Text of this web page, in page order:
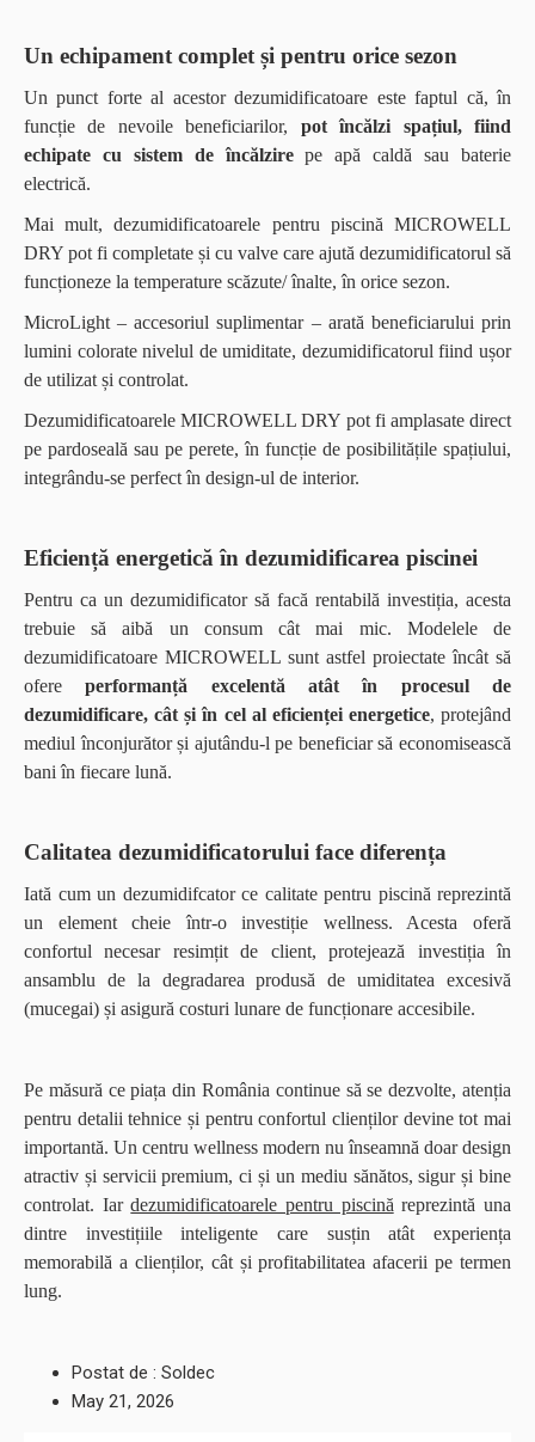
Un echipament complet și pentru orice sezon
Un punct forte al acestor dezumidificatoare este faptul că, în
funcție de nevoile beneficiarilor, pot încălzi spațiul, fiind
echipate cu sistem de încălzirepe apă caldă sau baterie
electrică.
Mai mult, dezumidificatoarele pentru piscină MICROWELL
DRY pot fi completate și cu valve care ajută dezumidificatorul să
funcționeze la temperature scăzute/ înalte, în orice sezon.
MicroLight – accesoriul suplimentar – arată beneficiarului prin
lumini colorate nivelul de umiditate, dezumidificatorul fiind ușor
de utilizat și controlat.
Dezumidificatoarele MICROWELL DRY pot fi amplasate direct
pe pardoseală sau pe perete, în funcție de posibilitățile spațiului,
integrându-se perfect în design-ul de interior.
Eficiență energetică în dezumidificarea piscinei
Pentru ca un dezumidificator să facă rentabilă investiția, acesta
trebuie să aibă un consum cât mai mic. Modelele de
dezumidificatoare MICROWELL sunt astfel proiectate încât să
ofereperformanță excelentă atât în procesul de
dezumidificare, cât și în cel al eficienței energetice, protejând
mediul înconjurător și ajutându-l pe beneficiar să economisească
bani în fiecare lună.
Calitatea dezumidificatorului face diferența
Iată cum un dezumidifcator ce calitate pentru piscină reprezintă
un element cheie într-o investiție wellness. Acesta oferă
confortul necesar resimțit de client, protejează investiția în
ansamblu de la degradarea produsă de umiditatea excesivă
(mucegai) și asigură costuri lunare de funcționare accesibile.
Pe măsură ce piața din România continue să se dezvolte, atenția
pentru detalii tehnice și pentru confortul clienților devine tot mai
importantă. Un centru wellness modern nu înseamnă doar design
atractiv și servicii premium, ci și un mediu sănătos, sigur și bine
controlat. Iardezumidificatoarele pentru piscină reprezintă una
dintre investițiile inteligente care susțin atât experiența
memorabilă a clienților, cât și profitabilitatea afacerii pe termen
lung.
Postat de : Soldec
May 21, 2026